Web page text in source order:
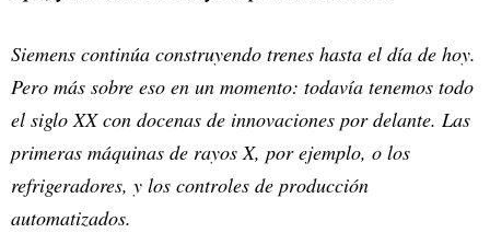
Siemens continúa construyendo trenes hasta el día de hoy.
Pero más sobre eso en un momento: todavía tenemos todo
el siglo XX con docenas de innovaciones por delante. Las
primeras máquinas de rayos X, por ejemplo, o los
refrigeradores, y los controles de producción
automatizados.